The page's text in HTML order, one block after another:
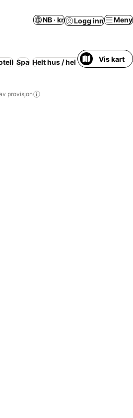
NB · kr Logg inn Meny
Spa Helt hus / hel leilighet Gratis
Vis kart
provisjon